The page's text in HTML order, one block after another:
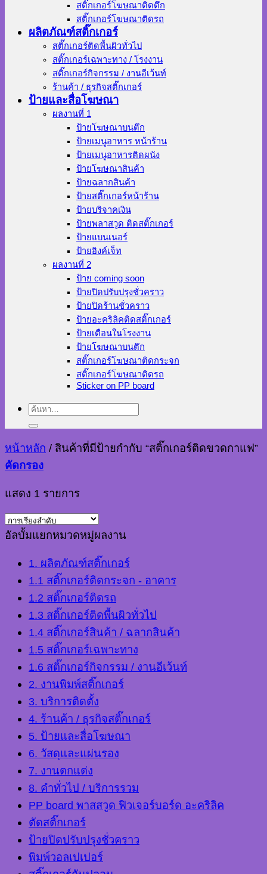
สติ๊กเกอร์โฆษณาติดตึก
สติ๊กเกอร์โฆษณาติดรถ
ผลิตภัณฑ์สติ๊กเกอร์
สติ๊กเกอร์ติดพื้นผิวทั่วไป
สติ๊กเกอร์เฉพาะทาง / โรงงาน
สติ๊กเกอร์กิจกรรม / งานอีเว้นท์
ร้านค้า / ธุรกิจสติ๊กเกอร์
ป้ายและสื่อโฆษณา
ผลงานที่ 1
ป้ายโฆษณาบนตึก
ป้ายเมนูอาหาร หน้าร้าน
ป้ายเมนูอาหารติดผนัง
ป้ายโฆษณาสินค้า
ป้ายฉลากสินค้า
ป้ายสติ๊กเกอร์หน้าร้าน
ป้ายบริจาคเงิน
ป้ายพลาสวูด ติดสติ๊กเกอร์
ป้ายแบนเนอร์
ป้ายอิงค์เจ็ท
ผลงานที่ 2
ป้าย coming soon
ป้ายปิดปรับปรุงชั่วคราว
ป้ายปิดร้านชั่วคราว
ป้ายอะคริลิคติดสติ๊กเกอร์
ป้ายเตือนในโรงงาน
ป้ายโฆษณาบนตึก
สติ๊กเกอร์โฆษณาติดกระจก
สติ๊กเกอร์โฆษณาติดรถ
Sticker on PP board
ค้นหา:
หน้าหลัก / สินค้าที่มีป้ายกำกับ “สติ๊กเกอร์ติดขวดกาแฟ”
คัดกรอง
แสดง 1 รายการ
อัลบั้มแยกหมวดหมู่ผลงาน
1. ผลิตภัณฑ์สติ๊กเกอร์
1.1 สติ๊กเกอร์ติดกระจก - อาคาร
1.2 สติ๊กเกอร์ติดรถ
1.3 สติ๊กเกอร์ติดพื้นผิวทั่วไป
1.4 สติ๊กเกอร์สินค้า / ฉลากสินค้า
1.5 สติ๊กเกอร์เฉพาะทาง
1.6 สติ๊กเกอร์กิจกรรม / งานอีเว้นท์
2. งานพิมพ์สติ๊กเกอร์
3. บริการติดตั้ง
4. ร้านค้า / ธุรกิจสติ๊กเกอร์
5. ป้ายและสื่อโฆษณา
6. วัสดุและแผ่นรอง
7. งานตกแต่ง
8. คำทั่วไป / บริการรวม
PP board พาสสวูด ฟิวเจอร์บอร์ด อะคริลิค
ตัดสติ๊กเกอร์
ป้ายปิดปรับปรุงชั่วคราว
พิมพ์วอลเปเปอร์